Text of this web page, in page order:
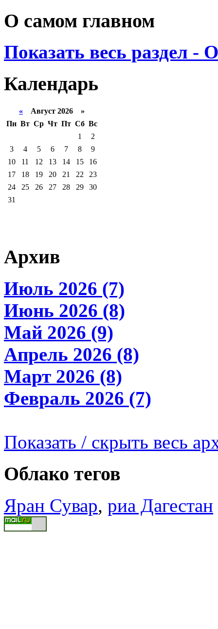
О самом главном
Показать весь раздел -
Календарь
« Август 2026 »
Пн Вт Ср Чт Пт Сб Вс
1
2
3
4 5 6 7 8
9
10
11 12 13 14 15
16
17
18 19 20 21 22
23
24
25 26 27 28 29
30
31
Архив
Июль 2026 (7)
Июнь 2026 (8)
Май 2026 (9)
Апрель 2026 (8)
Март 2026 (8)
Февраль 2026 (7)
Показать / скрыть весь
Облако тегов
Яран Сувар, риа Дагестан